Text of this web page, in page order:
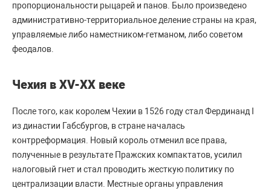
пропорциональности рыцарей и панов. Было произведено
административно-территориальное деление страны на края,
управляемые либо наместником-гетманом, либо советом
феодалов.
Чехия в XV-XX веке
После того, как королем Чехии в 1526 году стал Фердинанд I
из династии Габсбургов, в стране началась
контрреформация. Новый король отменил все права,
полученные в результате Пражских компактатов, усилил
налоговый гнет и стал проводить жесткую политику по
централизации власти. Местные органы управления